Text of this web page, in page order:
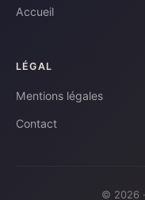
Accueil
LÉGAL
Mentions légales
Contact
© 2026